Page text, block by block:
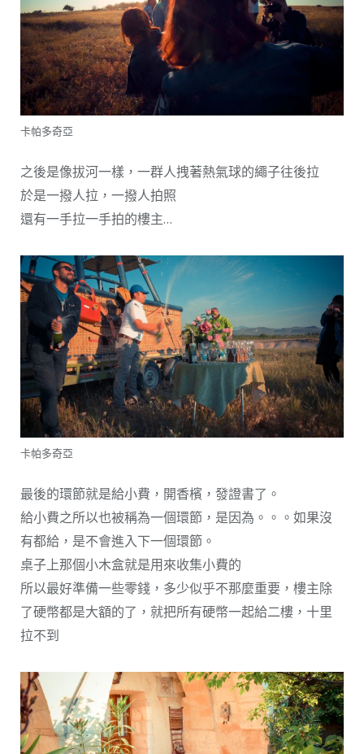
卡帕多奇亞
之後是像拔河一樣，一群人拽著熱氣球的繩子往後拉
於是一撥人拉，一撥人拍照
還有一手拉一手拍的樓主…
卡帕多奇亞
最後的環節就是給小費，開香檳，發證書了。
給小費之所以也被稱為一個環節，是因為。。。如果沒
有都給，是不會進入下一個環節。
桌子上那個小木盒就是用來收集小費的
所以最好準備一些零錢，多少似乎不那麼重要，樓主除
了硬幣都是大額的了，就把所有硬幣一起給二樓，十里
拉不到